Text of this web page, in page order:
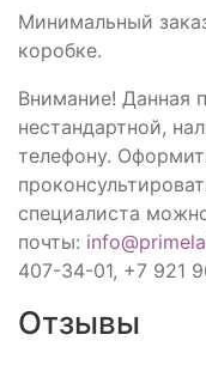
Минимальный
коробке.
Внимание! Данная
нестандартной,
телефону.
специалиста
почты:
407-34-01, +7 921
Отзывы